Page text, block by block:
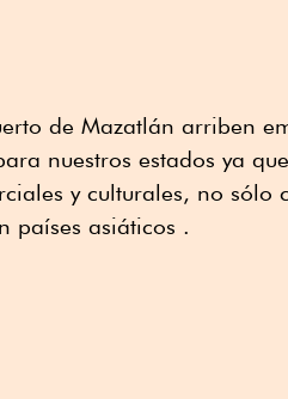
de Mazatlán arriben
nuestros estados ya
y culturales, no sólo
países asiáticos .